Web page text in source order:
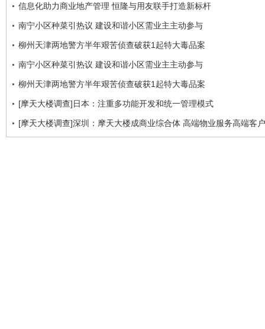
信息化助力商业地产管理 恒隆与用友联手打造新标杆
南宁小区种菜引热议 建设和谐小区需业主主动参与
柳州天津两地警方半年艰苦侦查破获1起特大毒品案
南宁小区种菜引热议 建设和谐小区需业主主动参与
柳州天津两地警方半年艰苦侦查破获1起特大毒品案
[摩天大楼调查]日本：注重多功能开发和统一管理模式
[摩天大楼调查]深圳：摩天大楼成商业综合体 高端物业服务高端客户